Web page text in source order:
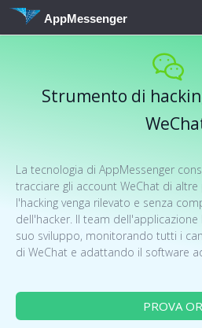
AppMessenger
Strumento di
La tecnologia di AppMessenger
tracciare gli account WeChat di
l'hacking venga rilevato e senza
dell'hacker. Il team
suo sviluppo, monitorando tutti i
di WeChat e adattando il software
PROVA